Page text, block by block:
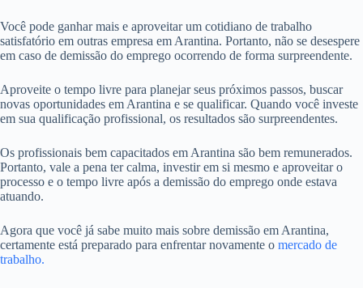
Você pode ganhar mais e aproveitar um cotidiano de trabalho
satisfatório em outras empresa em Arantina. Portanto, não se desespere
em caso de demissão do emprego ocorrendo de forma surpreendente.
Aproveite o tempo livre para planejar seus próximos passos, buscar
novas oportunidades em Arantina e se qualificar. Quando você investe
em sua qualificação profissional, os resultados são surpreendentes.
Os profissionais bem capacitados em Arantina são bem remunerados.
Portanto, vale a pena ter calma, investir em si mesmo e aproveitar o
processo e o tempo livre após a demissão do emprego onde estava
atuando.
Agora que você já sabe muito mais sobre demissão em Arantina,
certamente está preparado para enfrentar novamente o mercado de
trabalho.